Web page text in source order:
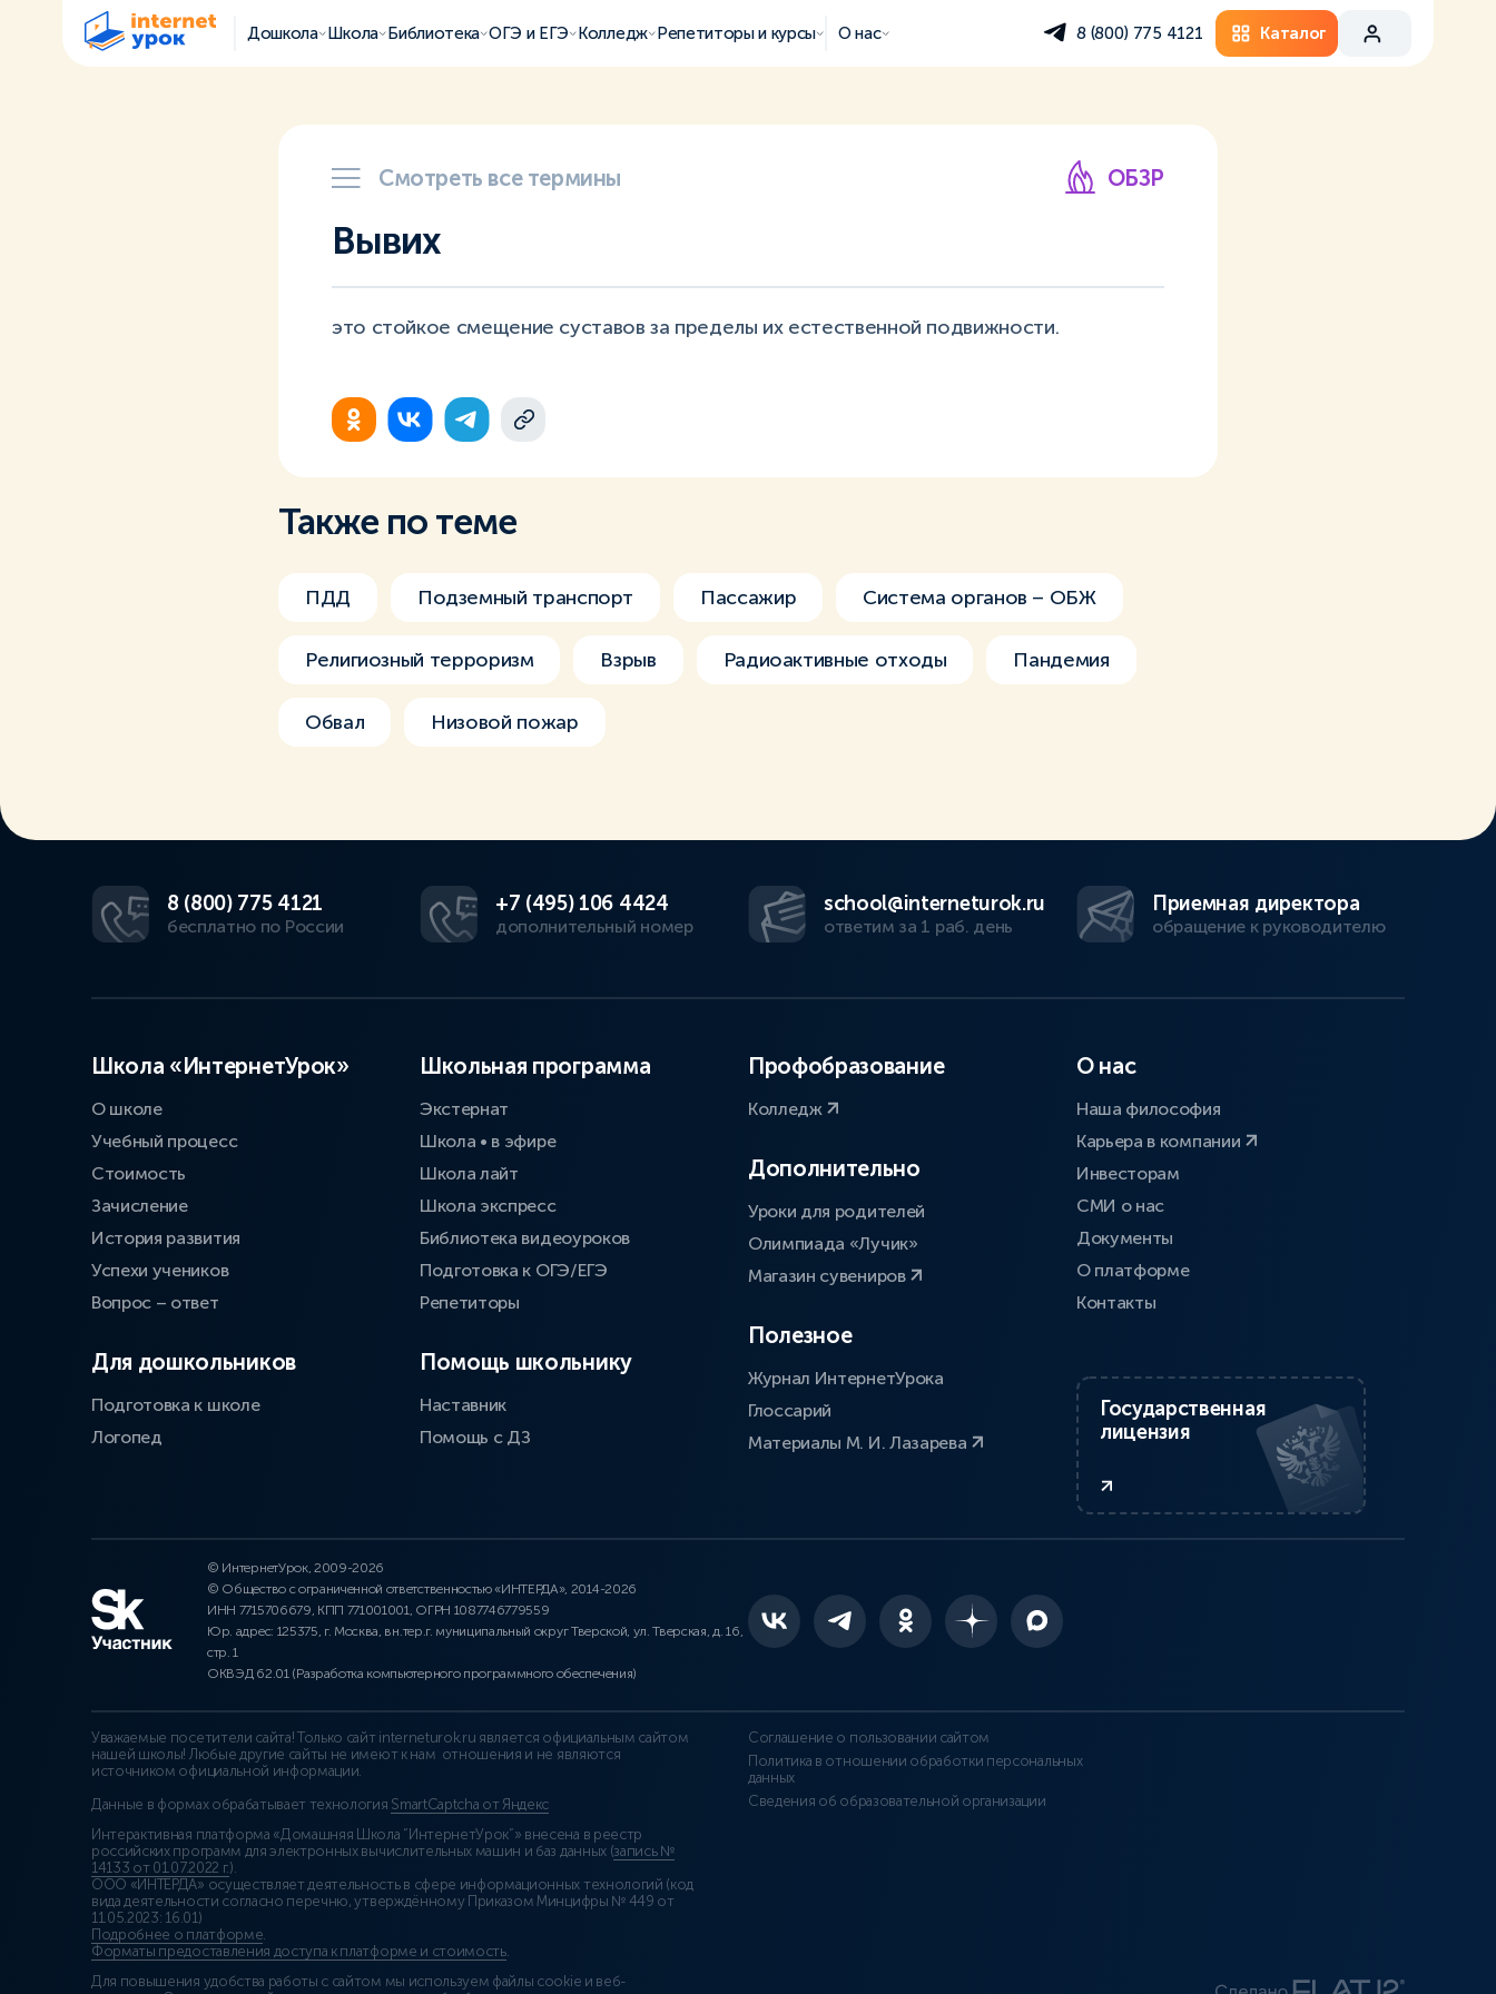
Дошкола Школа Библиотека ОГЭ и ЕГЭ Колледж Репетиторы и курсы О нас 8 (800) 775 4121 Каталог
Смотреть все термины ОБЗР
Вывих
это стойкое смещение суставов за пределы их естественной подвижности.
Также по теме
ПДД Подземный транспорт Пассажир Система органов – ОБЖ
Религиозный терроризм Взрыв Радиоактивные отходы Пандемия
Обвал Низовой пожар
8 (800) 775 4121
бесплатно по России
+7 (495) 106 4424
дополнительный номер
school@interneturok.ru
ответим за 1 раб. день
Приемная директора
обращение к руководителю
Школа «ИнтернетУрок»
О школе
Учебный процесс
Стоимость
Зачисление
История развития
Успехи учеников
Вопрос – ответ
Для дошкольников
Подготовка к школе
Логопед
Школьная программа
Экстернат
Школа • в эфире
Школа лайт
Школа экспресс
Библиотека видеоуроков
Подготовка к ОГЭ/ЕГЭ
Репетиторы
Помощь школьнику
Наставник
Помощь с ДЗ
Профобразование
Колледж
Дополнительно
Уроки для родителей
Олимпиада «Лучик»
Магазин сувениров
Полезное
Журнал ИнтернетУрока
Глоссарий
Материалы М. И. Лазарева
О нас
Наша философия
Карьера в компании
Инвесторам
СМИ о нас
Документы
О платформе
Контакты
Государственная
лицензия
© ИнтернетУрок, 2009-2026
© Общество с ограниченной ответственностью «ИНТЕРДА», 2014-2026
ИНН 7715706679, КПП 771001001, ОГРН 1087746779559
Юр. адрес: 125375, г. Москва, вн.тер.г. муниципальный округ Тверской, ул. Тверская, д. 16,
стр. 1
ОКВЭД 62.01 (Разработка компьютерного программного обеспечения)
Уважаемые посетители сайта! Только сайт interneturok.ru является официальным сайтом
нашей школы! Любые другие сайты не имеют к нам отношения и не являются
источником официальной информации.
Данные в формах обрабатывает технология SmartCaptcha от Яндекс
Интерактивная платформа «Домашняя Школа “ИнтернетУрок”» внесена в реестр
российских программ для электронных вычислительных машин и баз данных (запись №
14133 от 01.07.2022 г.).
ООО «ИНТЕРДА» осуществляет деятельность в сфере информационных технологий (код
вида деятельности согласно перечню, утверждённому Приказом Минцифры № 449 от
11.05.2023: 16.01)
Подробнее о платформе.
Форматы предоставления доступа к платформе и стоимость.
Для повышения удобства работы с сайтом мы используем файлы cookie и веб-
Соглашение о пользовании сайтом
Политика в отношении обработки персональных
данных
Сведения об образовательной организации